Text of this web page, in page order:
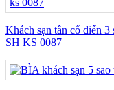
Khách sạn tân cổ điển 3
SH KS 0087